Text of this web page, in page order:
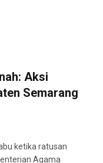
Aksi
Semarang
ketika ratusan
Agama